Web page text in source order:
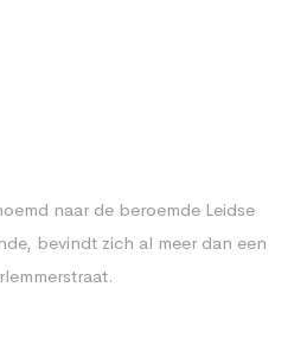
naar de beroemde Leidse
bevindt zich al meer dan een